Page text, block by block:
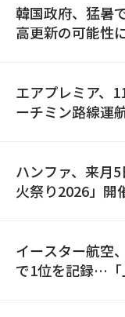
韓国政府、猛暑
高更新の可能性
エアプレミア、
ーチミン路線運
ハンファ、来月
火祭り2026」
イースター航空
で1位を記録…「